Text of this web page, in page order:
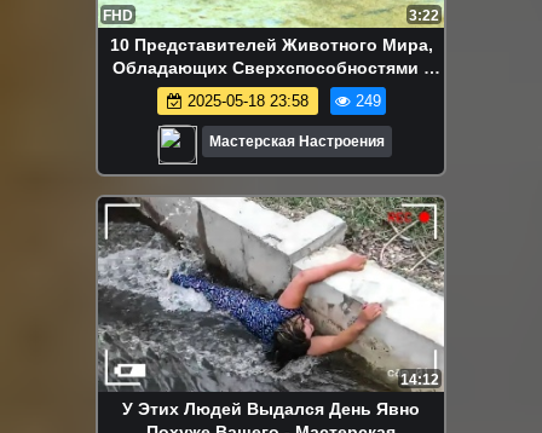
FHD 3:22
10 Представителей Животного Мира,
Обладающих Сверхспособностями -
Мастерская Настроения
2025-05-18 23:58 249
Мастерская Настроения
14:12
У Этих Людей Выдался День Явно